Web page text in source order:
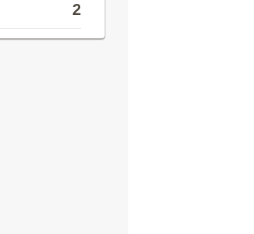
2